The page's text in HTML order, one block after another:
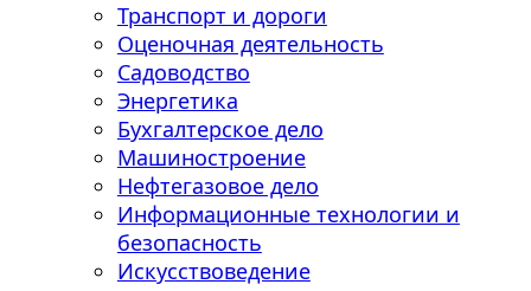
Транспорт и дороги
Оценочная деятельность
Садоводство
Энергетика
Бухгалтерское дело
Машиностроение
Нефтегазовое дело
Информационные технологии и
безопасность
Искусствоведение